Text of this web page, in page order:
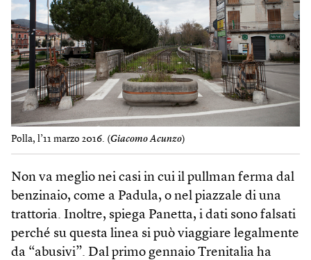
Polla, l’11 marzo 2016. (Giacomo Acunzo)
Non va meglio nei casi in cui il pullman ferma dal
benzinaio, come a Padula, o nel piazzale di una
trattoria. Inoltre, spiega Panetta, i dati sono falsati
perché su questa linea si può viaggiare legalmente
da “abusivi”. Dal primo gennaio Trenitalia ha